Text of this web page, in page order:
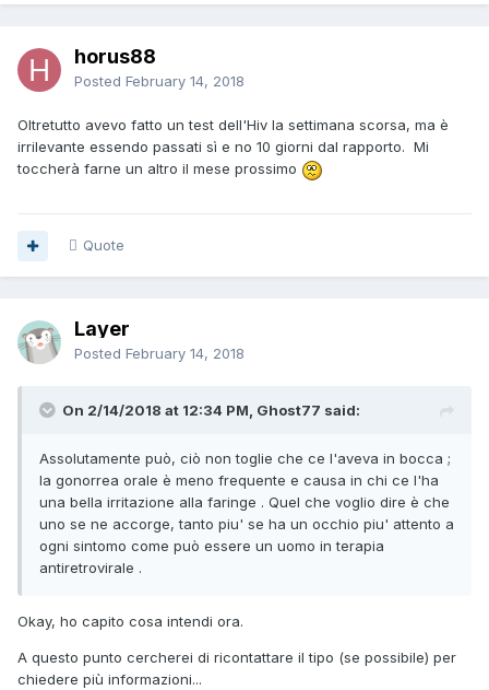
horus88
Posted February 14, 2018
Oltretutto avevo fatto un test dell'Hiv la settimana scorsa, ma è
irrilevante essendo passati sì e no 10 giorni dal rapporto. Mi
toccherà farne un altro il mese prossimo
Quote
Layer
Posted February 14, 2018
On 2/14/2018 at 12:34 PM, Ghost77 said:
Assolutamente può, ciò non toglie che ce l'aveva in bocca ;
la gonorrea orale è meno frequente e causa in chi ce l'ha
una bella irritazione alla faringe . Quel che voglio dire è che
uno se ne accorge, tanto piu' se ha un occhio piu' attento a
ogni sintomo come può essere un uomo in terapia
antiretrovirale .
Okay, ho capito cosa intendi ora.
A questo punto cercherei di ricontattare il tipo (se possibile) per
chiedere più informazioni...